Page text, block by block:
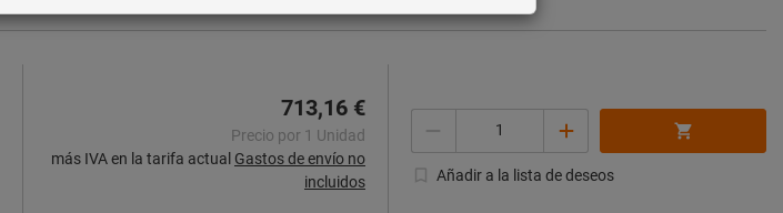
713,16 €
Precio por 1 Unidad
más IVA en la tarifa actual Gastos de envío no
incluidos
Añadir a la lista de deseos